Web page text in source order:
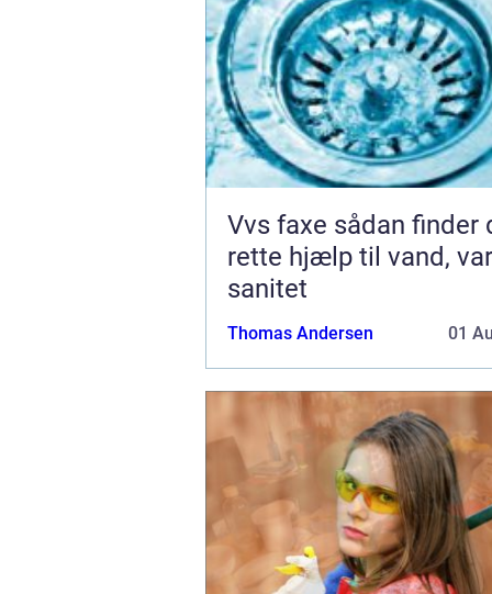
Vvs faxe sådan finder du den
rette hjælp til vand,
sanitet
Thomas Andersen 01